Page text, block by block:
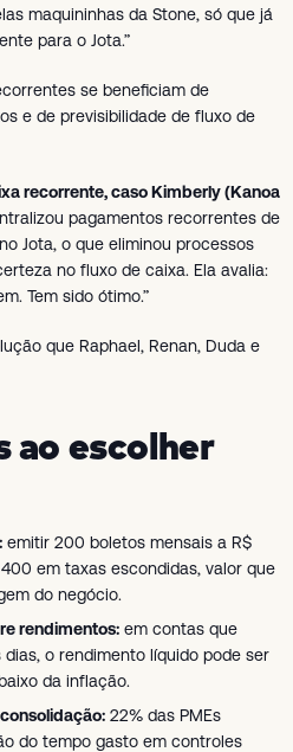
maquininhas da Stone, só que já
para o Jota.”
se beneficiam de
e de previsibilidade de fluxo de
recorrente, caso Kimberly (Kanoa
pagamentos recorrentes de
Jota, o que eliminou processos
no fluxo de caixa. Ela avalia:
Tem sido ótimo.”
que Raphael, Renan, Duda e
ao escolher
emitir 200 boletos mensais a R$
em taxas escondidas, valor que
do negócio.
rendimentos: em contas que
dias, o rendimento líquido pode ser
da inflação.
22% das PMEs
do tempo gasto em controles